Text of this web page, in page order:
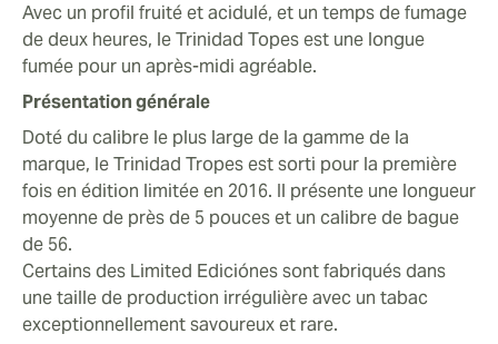
Avec un profil fruité et acidulé, et un temps de fumage
de deux heures, le Trinidad Topes est une longue
fumée pour un après-midi agréable.
Présentation générale
Doté du calibre le plus large de la gamme de la
marque, le Trinidad Tropes est sorti pour la première
fois en édition limitée en 2016. Il présente une longueur
moyenne de près de 5 pouces et un calibre de bague
de 56.
Certains des Limited Ediciónes sont fabriqués dans
une taille de production irrégulière avec un tabac
exceptionnellement savoureux et rare.